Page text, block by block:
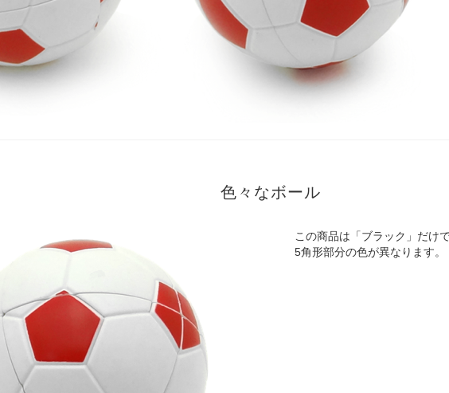
色々なボール
この商品は「ブラック」だけ
5角形部分の色が異なります。